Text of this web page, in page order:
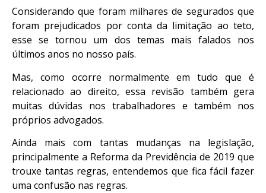
Considerando que foram milhares de segurados que
foram prejudicados por conta da limitação ao teto,
esse se tornou um dos temas mais falados nos
últimos anos no nosso país.
Mas, como ocorre normalmente em tudo que é
relacionado ao direito, essa revisão também gera
muitas dúvidas nos trabalhadores e também nos
próprios advogados.
Ainda mais com tantas mudanças na legislação,
principalmente a Reforma da Previdência de 2019 que
trouxe tantas regras, entendemos que fica fácil fazer
uma confusão nas regras.